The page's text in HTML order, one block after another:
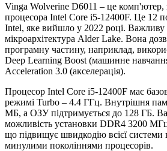
Vinga Wolverine D6011 – це комп'ютер,
процесора Intel Core i5-12400F. Це 12
Intel, яке вийшло у 2022 році. Важливу
мікроархітектура Alder Lake. Вона
програмну частину, наприклад,
Deep Learning Boost (машинне
Acceleration 3.0 (акселерація).
Процесор Intel Core i5-12400F має
режимі Turbo – 4.4 ГГц. Внутрішня
МБ, а ОЗУ підтримується до 128 ГБ.
можливість установки DDR4 3200
що підвищує швидкодію всієї системи
минулими поколіннями процесорів.